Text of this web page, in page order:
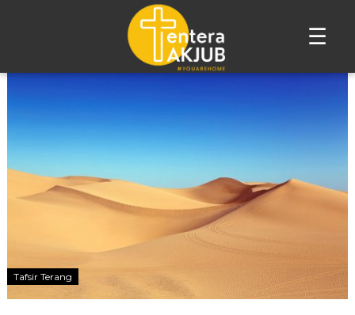
☰
Lompat
Tafsir Terang